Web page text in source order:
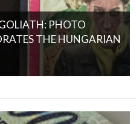
PHOTO
THE HUNGARIAN